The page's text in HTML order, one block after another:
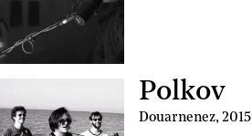
Polkov
Douarnenez,2015